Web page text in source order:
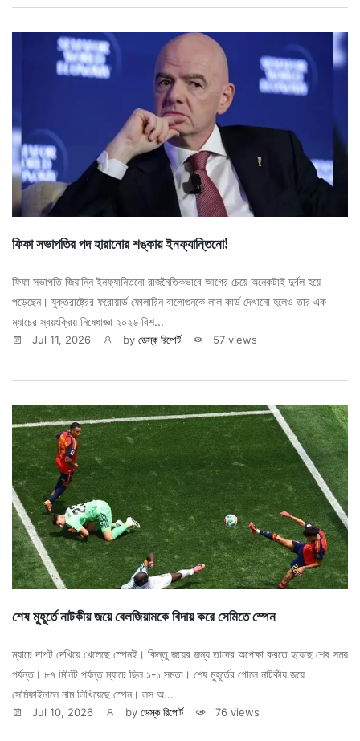
ফিফা সভাপতির পদ হারানোর শঙ্কায় ইনফ্যান্তিনো!
ফিফা সভাপতি জিয়ান্নি ইনফ্যান্তিনো রাজনৈতিকভাবে আগের চেয়ে অনেকটাই দুর্বল হয়ে
পড়েছেন। যুক্তরাষ্ট্রের ফরোয়ার্ড ফোলারিন বালোগুনকে লাল কার্ড দেখানো হলেও তার এক
ম্যাচের স্বয়ংক্রিয় নিষেধাজ্ঞা ২০২৬ বিশ...
Jul 11, 2026 by ডেস্ক রিপোর্ট 57 views
শেষ মুহূর্তে নাটকীয় জয়ে বেলজিয়ামকে বিদায় করে সেমিতে স্পেন
ম্যাচে দাপট দেখিয়ে খেলেছে স্পেনই। কিন্তু জয়ের জন্য তাদের অপেক্ষা করতে হয়েছে শেষ সময়
পর্যন্ত। ৮৭ মিনিট পর্যন্ত ম্যাচে ছিল ১-১ সমতা। শেষ মুহূর্তের গোলে নাটকীয় জয়ে
সেমিফাইনালে নাম লিখিয়েছে স্পেন। লস অ...
Jul 10, 2026 by ডেস্ক রিপোর্ট 76 views